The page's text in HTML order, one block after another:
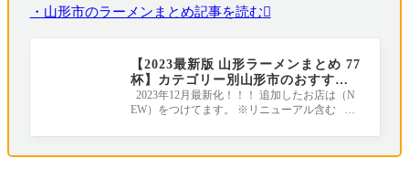
・山形市のラーメンまとめ記事を読む
【2023最新版 山形ラーメンまとめ 77
杯】カテゴリー別山形市のおすすめ
ラーメン店｜地元ライターがすべて
行きました！
2023年12月最新化！！！ 追加したお店は（N
EW）をつけてます。 ※リニューアル含む ラ